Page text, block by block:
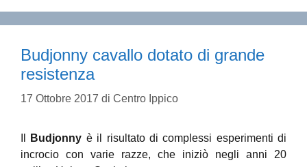
Budjonny cavallo dotato di grande
resistenza
17 Ottobre 2017 di Centro Ippico
Budjonny è il risultato di complessi esperimenti di
incrocio con varie razze, che iniziò negli anni 20